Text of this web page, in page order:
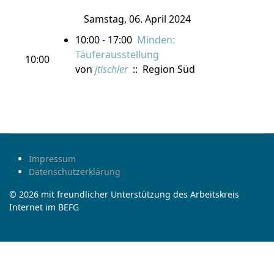
Samstag, 06. April 2024
10:00
10:00 - 17:00 Minden:
Täuferausstellung
von jtischler:: Region Süd
Impressum
Datenschutzerklärung
© 2026 mit freundlicher Unterstützung des Arbeitskreis
Internet im BEFG